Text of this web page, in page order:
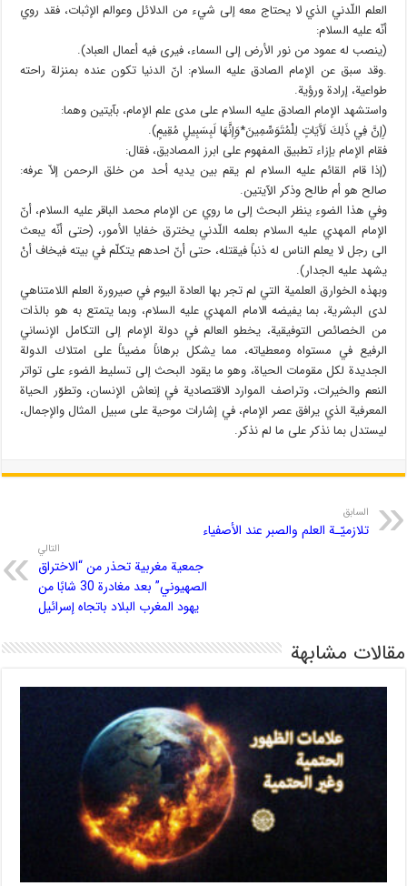
العلم اللّدني الذي لا يحتاج معه إلى شيء من الدلائل وعوالم الإثبات، فقد روي
أنّه عليه السلام:
(ينصب له عمود من نور الأرض إلى السماء، فيرى فيه أعمال العباد).
.وقد سبق عن الإمام الصادق عليه السلام: انّ الدنيا تكون عنده بمنزلة راحته
طواعية، إرادة ورؤية.
واستشهد الإمام الصادق عليه السلام على مدى علم الإمام، بآيتين وهما:
(إِنَّ فِي ذَلِكَ لَآَيَاتٍ لِلْمُتَوَسِّمِينَ*وَإِنَّهَا لَبِسَبِيلٍ مُقِيمٍ).
فقام الإمام بإزاء تطبيق المفهوم على ابرز المصاديق، فقال:
(إذا قام القائم عليه السلام لم يقم بين يديه أحد من خلق الرحمن إلاّ عرفه:
صالح هو أم طالح وذكر الآيتين.
وفي هذا الضوء ينظر البحث إلى ما روي عن الإمام محمد الباقر عليه السلام، أنّ
الإمام المهدي عليه السلام بعلمه اللّدني يخترق خفايا الأمور، (حتى أنّه يبعث
الى رجل لا يعلم الناس له ذنباً فيقتله، حتى أنّ احدهم يتكلّم في بيته فيخاف أنْ
يشهد عليه الجدار).
وبهذه الخوارق العلمية التي لم تجر بها العادة اليوم في صيرورة العلم اللامتناهي
لدى البشرية، بما يفيضه الامام المهدي عليه السلام، وبما يتمتع به هو بالذات
من الخصائص التوفيقية، يخطو العالم في دولة الإمام إلى التكامل الإنساني
الرفيع في مستواه ومعطياته، مما يشكل برهاناً مضيئاً على امتلاك الدولة
الجديدة لكل مقومات الحياة، وهو ما يقود البحث إلى تسليط الضوء على تواتر
النعم والخيرات، وتراصف الموارد الاقتصادية في إنعاش الإنسان، وتطوّر الحياة
المعرفية الذي يرافق عصر الإمام، في إشارات موحية على سبيل المثال والإجمال،
ليستدل بما نذكر على ما لم نذكر.
السابق
تلازميّـة العلم والصبر عند الأصفياء
التالي
جمعية مغربية تحذر من “الاختراق
الصهيوني” بعد مغادرة 30 شابًا من
يهود المغرب البلاد باتجاه إسرائيل
مقالات مشابهة